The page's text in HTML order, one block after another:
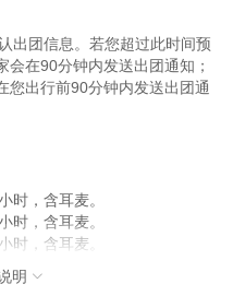
出团信息。若您超过此时间预
在90分钟内发送出团通知；
您出行前90分钟内发送出团通
时，含耳麦。
时，含耳麦。
时，含耳麦。
需要自备耳机。
明 